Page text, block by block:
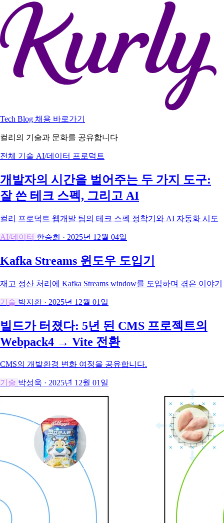
Tech Blog 채용 바로가기
컬리의 기술과 문화를 공유합니다
전체 기술 AI/데이터 프로덕트
개발자의 시간을 벌어주는 두 가지 도구:
잘 쓴 테크 스펙, 그리고 AI
컬리 프로덕트 웹개발 팀의 테크 스펙 정착기와 AI 자동화 시도
AI/데이터 한승희 · 2025년 12월 04일
Kafka Streams 윈도우 도입기
재고 정산 처리에 Kafka Streams window를 도입하며 겪은 이야기
기술 박지환 · 2025년 12월 01일
빌드가 터졌다: 5년 된 CMS 프로젝트의
Webpack4 → Vite 전환
CMS의 개발환경 변화 여정을 공유합니다.
기술 박성욱 · 2025년 12월 01일